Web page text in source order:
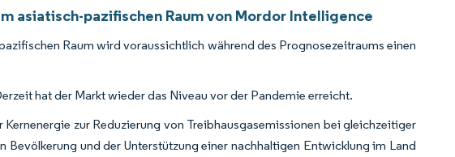
asiatisch-pazifischen Raum von Mordor Intelligence
Raum wird voraussichtlich während des Prognosezeitraums einen
hat der Markt wieder das Niveau vor der Pandemie erreicht.
zur Reduzierung von Treibhausgasemissionen bei gleichzeitiger
und der Unterstützung einer nachhaltigen Entwicklung im Land